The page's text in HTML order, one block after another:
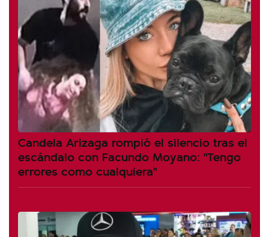
Candela Arizaga rompió el silencio tras el
escándalo con Facundo Moyano: "Tengo
errores como cualquiera"